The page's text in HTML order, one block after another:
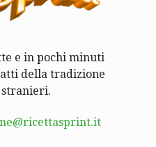
e in pochi minuti
della tradizione